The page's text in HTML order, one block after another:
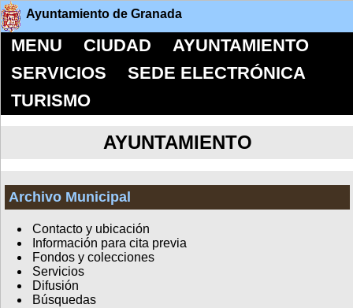
Ayuntamiento de Granada
MENU CIUDAD
AYUNTAMIENTO
SERVICIOS
SEDE ELECTRÓNICA
TURISMO
AYUNTAMIENTO
Archivo Municipal
Contacto y ubicación
Información para cita previa
Fondos y colecciones
Servicios
Difusión
Búsquedas